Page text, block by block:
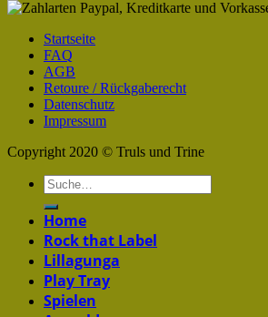
Startseite
FAQ
AGB
Retoure / Rückgaberecht
Datenschutz
Impressum
Copyright 2020 © Truls und Trine
Home
Rock that Label
Lillagunga
Play Tray
Spielen